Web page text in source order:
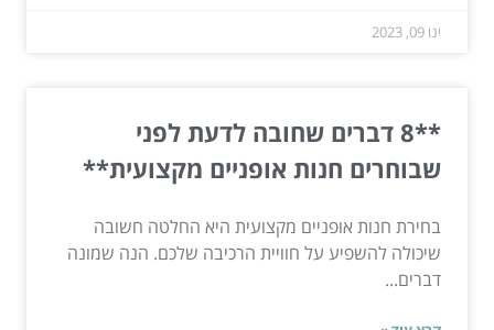
ינו 09, 2023
**8 דברים שחובה לדעת לפני
שבוחרים חנות אופניים מקצועית**
בחירת חנות אופניים מקצועית היא החלטה חשובה
שיכולה להשפיע על חוויית הרכיבה שלכם. הנה שמונה
דברים...